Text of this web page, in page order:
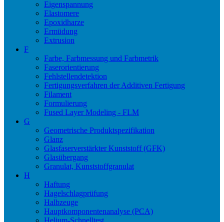
Eigenspannung
Elastomere
Epoxidharze
Ermüdung
Extrusion
F
Farbe, Farbmessung und Farbmetrik
Faserorientierung
Fehlstellendetektion
Fertigungsverfahren der Additiven Fertigung
Filament
Formulierung
Fused Layer Modeling - FLM
G
Geometrische Produktspezifikation
Glanz
Glasfaserverstärkter Kunststoff (GFK)
Glasübergang
Granulat, Kunststoffgranulat
H
Haftung
Hagelschlagprüfung
Halbzeuge
Hauptkomponentenanalyse (PCA)
Helium-Schnelltest